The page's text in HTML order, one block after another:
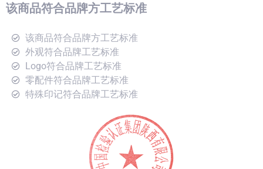
该商品符合品牌方工艺标准
该商品符合品牌方工艺标准
外观符合品牌工艺标准
Logo符合品牌工艺标准
零配件符合品牌工艺标准
特殊印记符合品牌工艺标准